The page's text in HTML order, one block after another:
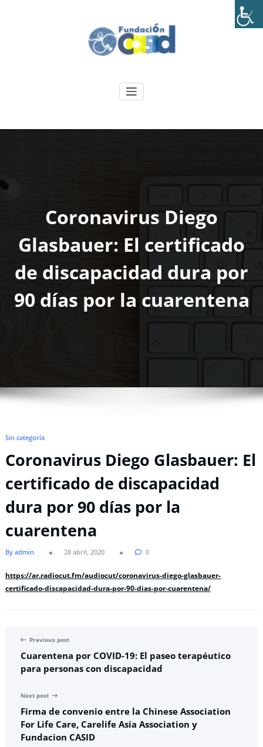
Fundación CASID
Coronavirus Diego
Glasbauer: El certificado
de discapacidad dura por
90 días por la cuarentena
Sin categoría
Coronavirus Diego Glasbauer: El
certificado de discapacidad
dura por 90 días por la
cuarentena
By admin 28 abril, 2020 0
https://ar.radiocut.fm/audiocut/coronavirus-diego-glasbauer-
certificado-discapacidad-dura-por-90-dias-por-cuarentena/
Previous post
Cuarentena por COVID-19: El paseo terapéutico
para personas con discapacidad
Next post
Firma de convenio entre la Chinese Association
For Life Care, Carelife Asia Association y
Fundacion CASID